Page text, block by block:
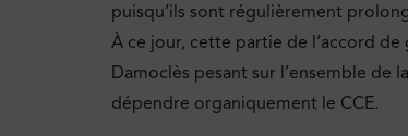
puisqu’ils sont régulièrement
À ce jour, cette partie de l’accord
Damoclès pesant sur l’ensemble
dépendre organiquement le CCE.